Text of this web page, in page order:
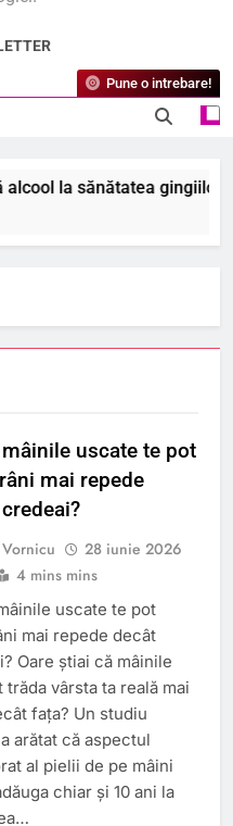
Pune o intrebare!
la sănătatea gingiilor
mâinile uscate te pot
mai repede
Vornicu
28 iunie 2026
4 mins mins
uscate te pot
mai repede decât
Oare știai că mâinile
trăda vârsta ta reală mai
fața? Un studiu
arătat că aspectul
al pielii de pe mâini
chiar și 10 ani la